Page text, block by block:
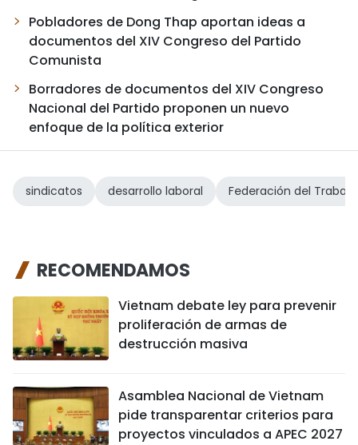
Pobladores de Dong Thap aportan ideas a
documentos del XIV Congreso del Partido
Comunista
Borradores de documentos del XIV Congreso
Nacional del Partido proponen un nuevo
enfoque de la política exterior
sindicatos desarrollo laboral Federación del Trabajo
RECOMENDAMOS
Vietnam debate ley para prevenir
proliferación de armas de
destrucción masiva
Asamblea Nacional de Vietnam
pide transparentar criterios para
proyectos vinculados a APEC 2027